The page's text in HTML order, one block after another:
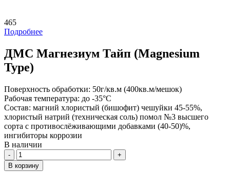
465
Подробнее
ДМС Магнезиум Тайп (Magnesium
Type)
Поверхность обработки: 50г/кв.м (400кв.м/мешок)
Рабочая температура: до -35°С
Состав: магний хлористый (бишофит) чешуйки 45-55%,
хлористый натрий (техническая соль) помол №3 высшего
сорта с противослёживающими добавками (40-50)%,
ингибиторы коррозии
В наличии
Количество
В корзину